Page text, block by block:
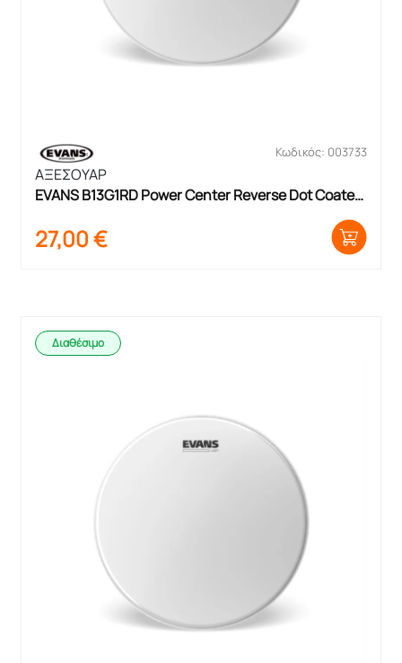
Κωδικός: 003733
ΑΞΕΣΟΥΑΡ
EVANS B13G1RD Power Center Reverse Dot Coated
27,00€
Διαθέσιμο